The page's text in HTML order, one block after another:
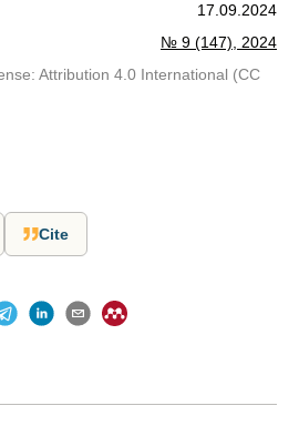
17.09.2024
№ 9 (147), 2024
Attribution 4.0 International (CC
Cite